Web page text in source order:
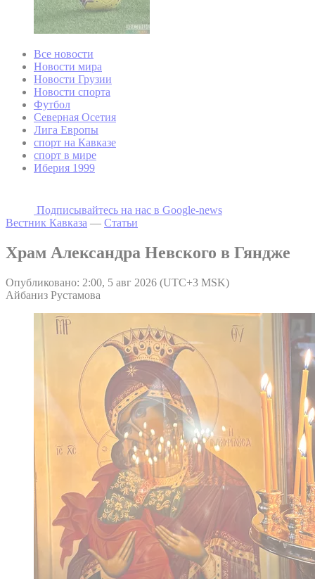
Все новости
Новости мира
Новости Грузии
Новости спорта
Футбол
Северная Осетия
Лига Европы
спорт на Кавказе
спорт в мире
Иберия 1999
Подписывайтесь на наc в Google-news
Вестник Кавказа — Статьи
Храм Александра Невского в Гяндже
Опубликовано: 2:00, 5 авг 2026 (UTC+3 MSK)
Айбаниз Рустамова